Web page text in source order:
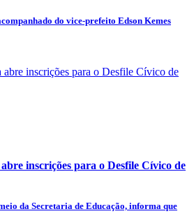
do vice-prefeito Edson Kemes
inscrições para o Desfile Cívico de
da Secretaria de Educação, informa que